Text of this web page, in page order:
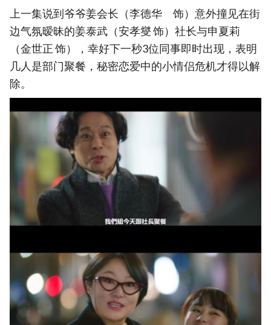
上一集说到爷爷姜会长（李德华 饰）意外撞见在街
边气氛暧昧的姜泰武（安孝燮 饰）社长与申夏莉
（金世正 饰），幸好下一秒3位同事即时出现，表明
几人是部门聚餐，秘密恋爱中的小情侣危机才得以解
除。